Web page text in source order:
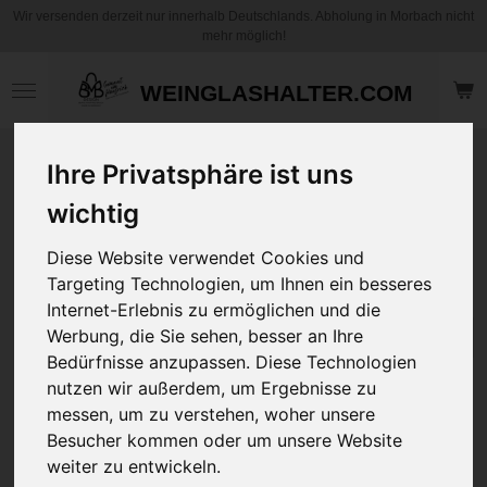
Ihre Privatsphäre ist uns
wichtig
Diese Website verwendet Cookies und
Targeting Technologien, um Ihnen ein besseres
Internet-Erlebnis zu ermöglichen und die
Werbung, die Sie sehen, besser an Ihre
Bedürfnisse anzupassen. Diese Technologien
nutzen wir außerdem, um Ergebnisse zu
messen, um zu verstehen, woher unsere
Besucher kommen oder um unsere Website
weiter zu entwickeln.
WEINGLASHALTER.COM
BMB Relax three -
Relaxen oder auch
zum Einschlafen
(60 Minuten)
Digitaler Download direkt nach
7,95 €
In den
Warenkorb
Musik zum Relaxen und
Einschlafen.